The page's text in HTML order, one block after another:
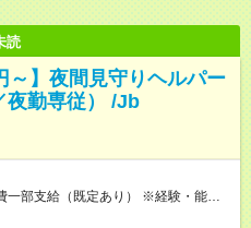
読
～】夜間見守りヘルパー
夜勤専従） /Jb
部支給（既定あり） ※経験・能力を